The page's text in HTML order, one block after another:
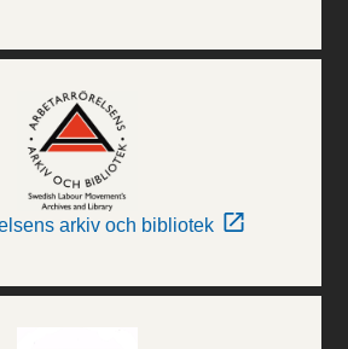
arkiv och bibliotek